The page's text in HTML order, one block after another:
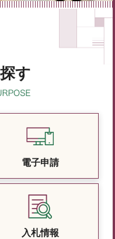
す
電子申請
入札情報